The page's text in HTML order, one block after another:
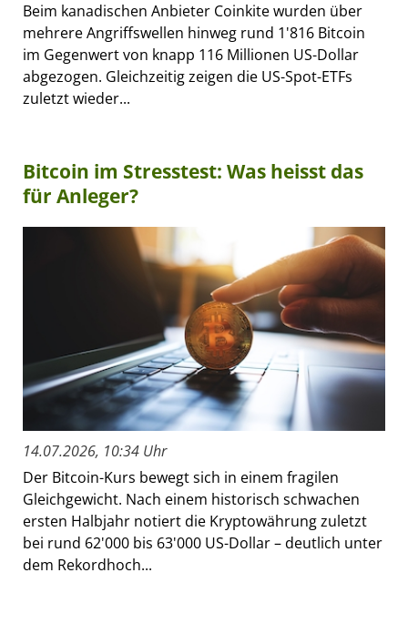
Beim kanadischen Anbieter Coinkite wurden über
mehrere Angriffswellen hinweg rund 1'816 Bitcoin
im Gegenwert von knapp 116 Millionen US-Dollar
abgezogen. Gleichzeitig zeigen die US-Spot-ETFs
zuletzt wieder...
Bitcoin im Stresstest: Was heisst das
für Anleger?
14.07.2026, 10:34 Uhr
Der Bitcoin-Kurs bewegt sich in einem fragilen
Gleichgewicht. Nach einem historisch schwachen
ersten Halbjahr notiert die Kryptowährung zuletzt
bei rund 62'000 bis 63'000 US-Dollar – deutlich unter
dem Rekordhoch...